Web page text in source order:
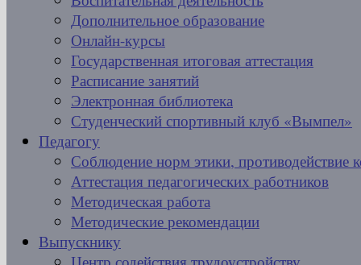
Дополнительное образование
Онлайн-курсы
Государственная итоговая аттестация
Расписание занятий
Электронная библиотека
Студенческий спортивный клуб «Вымпел»
Педагогу
Соблюдение норм этики, противодействие
Аттестация педагогических работников
Методическая работа
Методические рекомендации
Выпускнику